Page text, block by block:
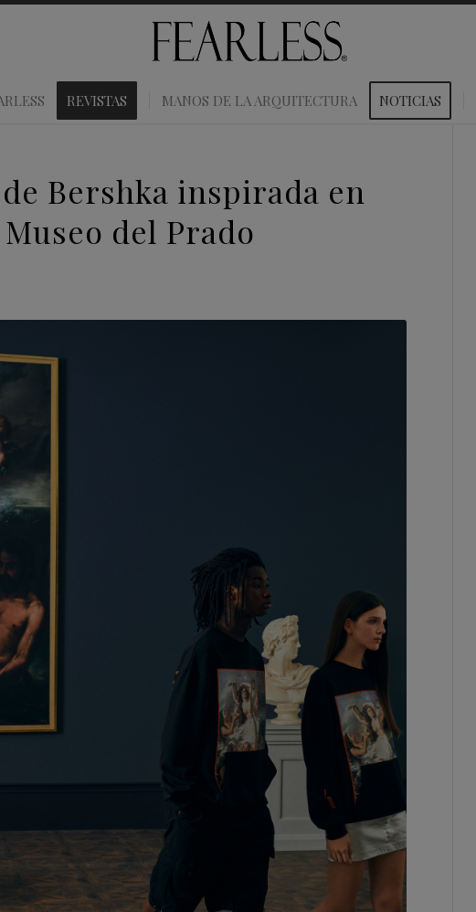
REVISTAS MANOS DE LA ARQUITECTURA NOTICIAS
Bershka inspirada en
del Prado